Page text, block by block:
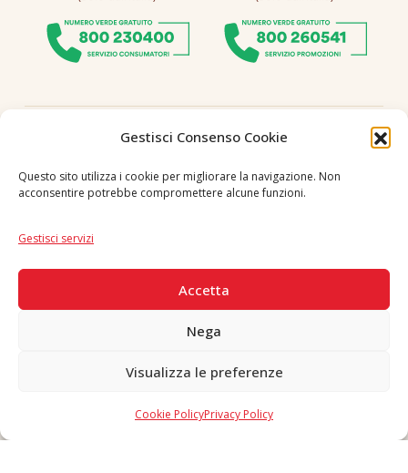
Gestisci Consenso Cookie
Questo sito utilizza i cookie per migliorare la navigazione. Non
acconsentire potrebbe compromettere alcune funzioni.
Gestisci servizi
Accetta
Nega
Visualizza le preferenze
Cookie PolicyPrivacy Policy
Seguici
Copyright © 2026 F. Divella S.p.A. - P.IVA 00257660720 - REA: 35658